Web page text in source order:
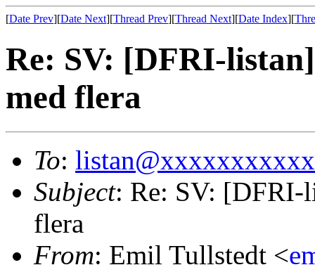
[Date Prev][Date Next][Thread Prev][Thread Next][Date Index][
Re: SV: [DFRI-
med flera
To:
Subject: Re: SV: [DFRI-
flera
From: Emil Tullstedt <